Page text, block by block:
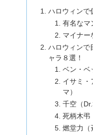
ハロウィンで
有名なマ
マイナー
ハロウィンで
ャラ８選！
ベン・ベ
イサミ・
マ）
千空（
死柄木弔
燃堂力（